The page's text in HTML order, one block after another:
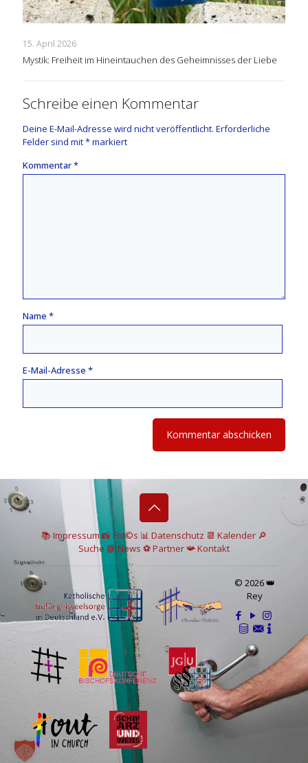
15. April 2026
Mystik: Freiheit im Hineintauchen des Geheimnisses der Liebe
Schreibe einen Kommentar
Deine E-Mail-Adresse wird nicht veröffentlicht. Erforderliche
Felder sind mit*markiert
Kommentar*
Name *
E-Mail-Adresse *
📚 Impressum📸Fot©s 📊 Datenschutz 📆 Kalender 🔎
Suche 📘 News ⚽Partner📯Kontakt
© 2026 👑
Rey